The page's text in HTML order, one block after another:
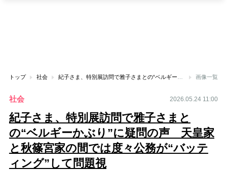
トップ 社会 画像一覧
社会 2026.05.24 11:00
紀子さま、特別展訪問で雅子さまと
の“ベルギーかぶり”に疑問の声 天皇家
と秋篠宮家の間では度々公務が“バッテ
ィング”して問題視